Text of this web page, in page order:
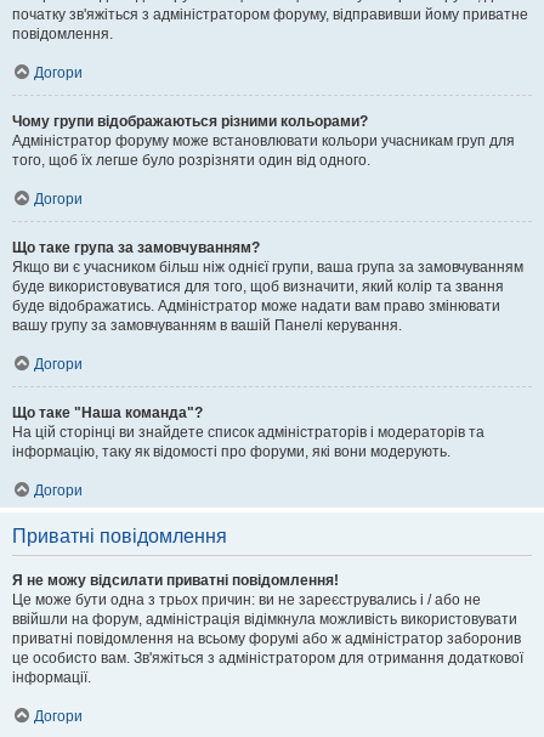
початку зв'яжіться з адміністратором форуму, відправивши йому приватне
повідомлення.
Догори
Чому групи відображаються різними кольорами?
Адміністратор форуму може встановлювати кольори учасникам груп для
того, щоб їх легше було розрізняти один від одного.
Догори
Що таке група за замовчуванням?
Якщо ви є учасником більш ніж однієї групи, ваша група за замовчуванням
буде використовуватися для того, щоб визначити, який колір та звання
буде відображатись. Адміністратор може надати вам право змінювати
вашу групу за замовчуванням в вашій Панелі керування.
Догори
Що таке "Наша команда"?
На цій сторінці ви знайдете список адміністраторів і модераторів та
інформацію, таку як відомості про форуми, які вони модерують.
Догори
Приватні повідомлення
Я не можу відсилати приватні повідомлення!
Це може бути одна з трьох причин: ви не зареєструвались і / або не
ввійшли на форум, адміністрація відімкнула можливість використовувати
приватні повідомлення на всьому форумі або ж адміністратор заборонив
це особисто вам. Зв'яжіться з адміністратором для отримання додаткової
інформації.
Догори